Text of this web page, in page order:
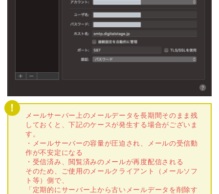
メールサーバー上のメールデータを長期間そのまま残
しておくと、下記のケースが発生する場合がございま
す。
・メールサーバーの容量が圧迫され、メールの受信動
作が不安定になる
・受信済み、閲覧済みのメールが再度配信される
そのため、ご使用のメールクライアント（メールソフ
ト等）側で、
「定期的にサーバー上から古いメールデータを削除す